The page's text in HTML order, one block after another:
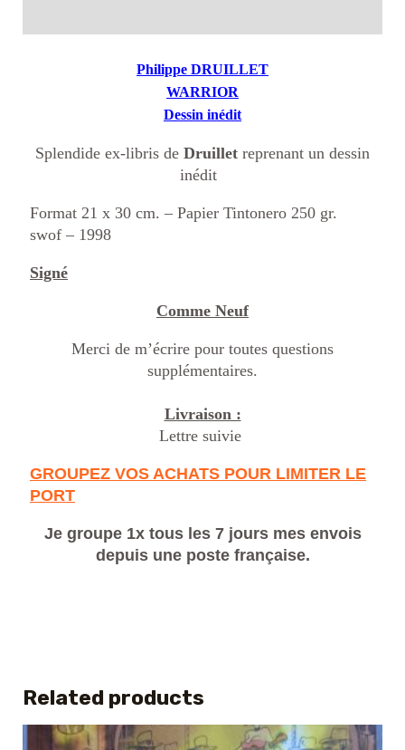
Philippe DRUILLET
WARRIOR
Dessin inédit
Splendide ex-libris de Druillet reprenant un dessin
inédit
Format 21 x 30 cm. – Papier Tintonero 250 gr.
swof – 1998
Signé
Comme Neuf
Merci de m’écrire pour toutes questions
supplémentaires.
Livraison :
Lettre suivie
GROUPEZ VOS ACHATS POUR LIMITER LE
PORT
Je groupe 1x tous les 7 jours mes envois
depuis une poste française.
Related products